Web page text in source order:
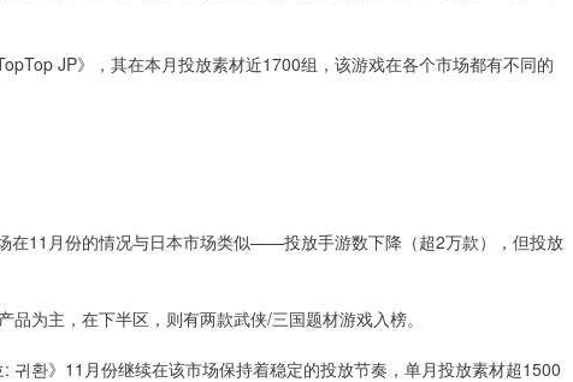
JP》，其在本月投放素材近1700组，该游戏在各个市场都有不同的
在11月份的情况与日本市场类似——投放手游数下降（超2万款），但投放
为主，在下半区，则有两款武侠/三国题材游戏入榜。
귀환》11月份继续在该市场保持着稳定的投放节奏，单月投放素材超1500